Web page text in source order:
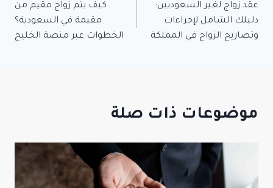
المقالات
عقد زواج لغير السعوديين:
دليلك الشامل لإجراءات
وتصاريح الزواج في المملكة
كيف يتم زواج مقيم من
مقيمة في السعودية؟
الخطوات عبر منصة الخليج
موضوعات ذات صلة